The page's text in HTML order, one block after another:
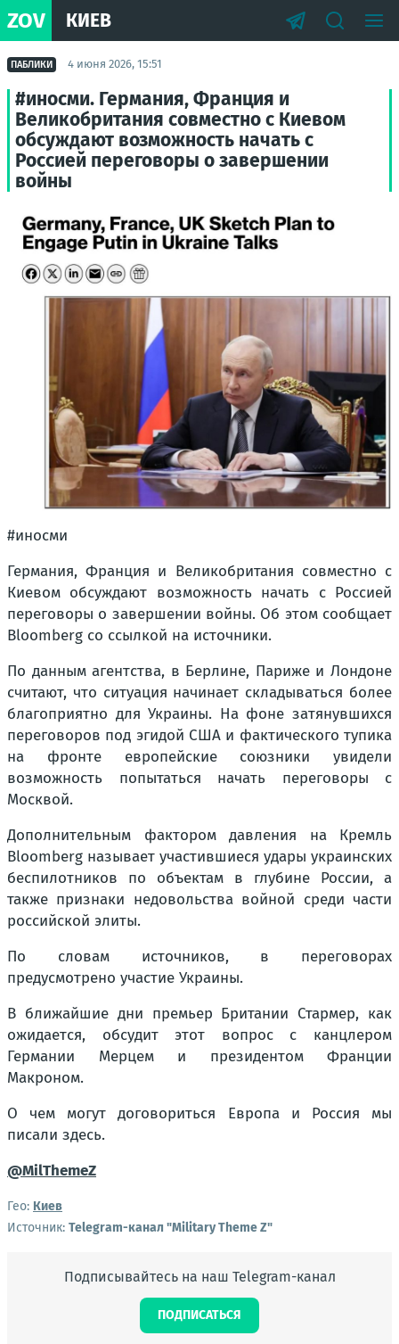
ZOV КИЕВ
ПАБЛИКИ 4 июня 2026, 15:51
#иносми. Германия, Франция и
Великобритания совместно с Киевом
обсуждают возможность начать с
Россией переговоры о завершении
войны
#иносми
Германия, Франция и Великобритания совместно с
Киевом обсуждают возможность начать с Россией
переговоры о завершении войны. Об этом сообщает
Bloomberg со ссылкой на источники.
По данным агентства, в Берлине, Париже и Лондоне
считают, что ситуация начинает складываться более
благоприятно для Украины. На фоне затянувшихся
переговоров под эгидой США и фактического тупика
на фронте европейские союзники увидели
возможность попытаться начать переговоры с
Москвой.
Дополнительным фактором давления на Кремль
Bloomberg называет участившиеся удары украинских
беспилотников по объектам в глубине России, а
также признаки недовольства войной среди части
российской элиты.
По словам источников, в переговорах
предусмотрено участие Украины.
В ближайшие дни премьер Британии Стармер, как
ожидается, обсудит этот вопрос с канцлером
Германии Мерцем и президентом Франции
Макроном.
О чем могут договориться Европа и Россия мы
писали здесь.
@MilThemeZ
Гео: Киев
Источник: Telegram-канал "Military Theme Z"
Подписывайтесь на наш Telegram-канал
ПОДПИСАТЬСЯ